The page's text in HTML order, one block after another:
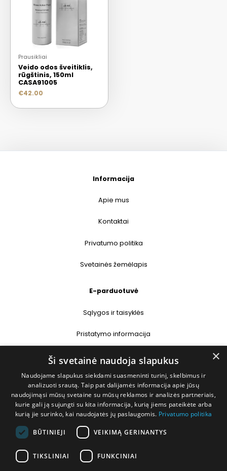
Prausikliai
Veido odos šveitiklis,
rūgštinis, 150ml
CASA91005
€42.00
Informacija
Apie mus
Kontaktai
Privatumo politika
Svetainės žemėlapis
E-parduotuvė
Sąlygos ir taisyklės
Pristatymo informacija
Prekių grąžinimas
Kontaktai
+370 677 31358
×
Ši svetainė naudoja slapukus
Naudojame slapukus siekdami suasmeninti turinį, skelbimus ir
analizuoti srautą. Taip pat dalijamės informacija apie jūsų
naudojimąsi mūsų svetaine su mūsų reklamos ir analizės partneriais,
kurie gali ją sujungti su kita informacija, kurią jiems pateikėte arba
kurią jie surinko, kai naudojatės jų paslaugomis. Privatumo politika
BŪTINIEJI VEIKIMĄ GERINANTYS
TIKSLINIAI FUNKCINIAI